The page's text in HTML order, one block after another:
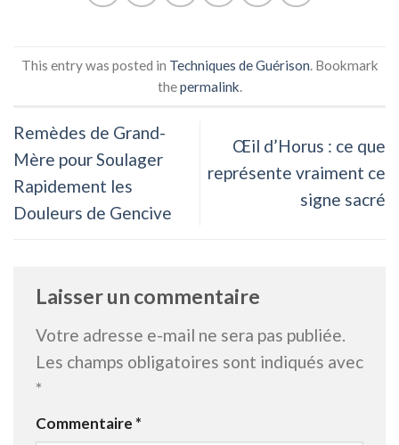
This entry was posted in Techniques de Guérison. Bookmark
thepermalink.
Remèdes de Grand-
Mère pour Soulager
Rapidement les
Douleurs de Gencive
Œil d’Horus : ce que
représente vraiment ce
signe sacré
Laisser un commentaire
Votre adresse e-mail ne sera pas publiée.
Les champs obligatoires sont indiqués avec
*
Commentaire*